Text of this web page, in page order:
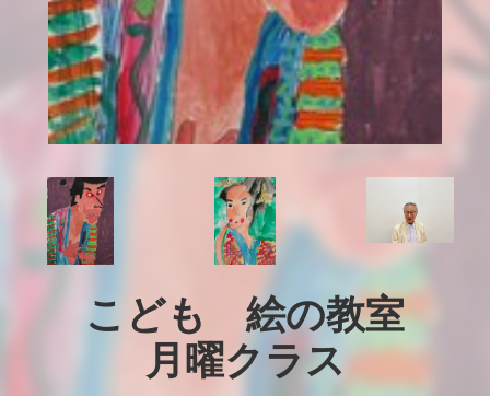
こども　絵の教室
月曜クラス